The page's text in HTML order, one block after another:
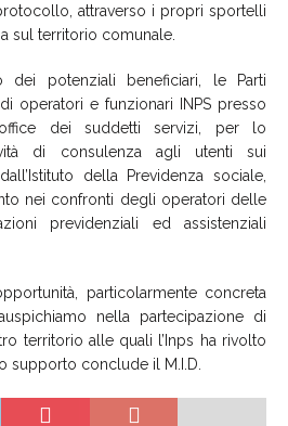
attraverso i propri sportelli
sul territorio comunale.
dei potenziali beneficiari, le Parti
operatori e funzionari INPS presso
dei suddetti servizi, per lo
di consulenza agli utenti sui
della Previdenza sociale,
nei confronti degli operatori delle
previdenziali ed assistenziali
particolarmente concreta
nella partecipazione di
territorio alle quali l’Inps ha rivolto
supporto conclude il M.I.D.